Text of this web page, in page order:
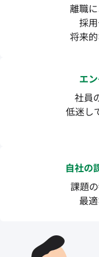
離職
採
将来
エ
社員
低迷し
自社の
課題
最